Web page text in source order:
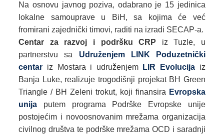
Na osnovu javnog poziva, odabrano je 15 jedinica
lokalne samouprave u BiH, sa kojima će već
fromirani zajednički timovi, raditi na izradi SECAP-a.
Centar za razvoj i podršku CRP iz Tuzle, u
partnerstvu sa Udruženjem LINK Poduzetnički
centar iz Mostara i udruženjem LIR Evolucija iz
Banja Luke, realizuje trogodišnji projekat BH Green
Triangle / BH Zeleni trokut, koji finansira Evropska
unija putem programa Podrške Evropske unije
postojećim i novoosnovanim mrežama organizacija
civilnog društva te podrške mrežama OCD i saradnji